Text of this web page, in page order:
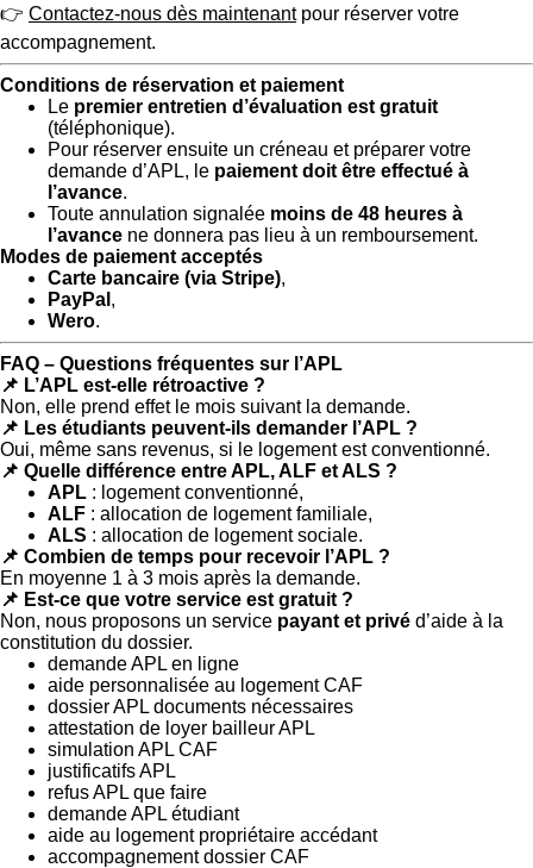
👉 Contactez-nous dès maintenantpour réserver votre
accompagnement.
Conditions de réservation et paiement
Le premier entretien d’évaluation est gratuit
(téléphonique).
Pour réserver ensuite un créneau et préparer votre
demande d’APL, le paiement doit être effectué à
l’avance.
Toute annulation signalée moins de 48 heures à
l’avance ne donnera pas lieu à un remboursement.
Modes de paiement acceptés
Carte bancaire (via Stripe),
PayPal ,
Wero.
FAQ – Questions fréquentes sur l’APL
📌 L’APL est-elle rétroactive ?
Non, elle prend effet le mois suivant la demande.
📌 Les étudiants peuvent-ils demander l’APL ?
Oui, même sans revenus, si le logement est conventionné.
📌 Quelle différence entre APL, ALF et ALS ?
APL : logement conventionné,
ALF : allocation de logement familiale,
ALS : allocation de logement sociale.
📌 Combien de temps pour recevoir l’APL ?
En moyenne 1 à 3 mois après la demande.
📌 Est-ce que votre service est gratuit ?
Non, nous proposons un service payant et privé d’aide à la
constitution du dossier.
demande APL en ligne
aide personnalisée au logement CAF
dossier APL documents nécessaires
attestation de loyer bailleur APL
simulation APL CAF
justificatifs APL
refus APL que faire
demande APL étudiant
aide au logement propriétaire accédant
accompagnement dossier CAF